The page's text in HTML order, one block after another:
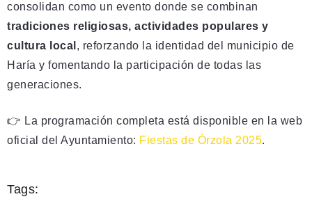
consolidan como un evento donde se combinan
tradiciones religiosas, actividades populares y
cultura local , reforzando la identidad del municipio de
Haría y fomentando la participación de todas las
generaciones.
👉 La programación completa está disponible en la web
oficial del Ayuntamiento: Fiestas de Órzola 2025.
Tags: